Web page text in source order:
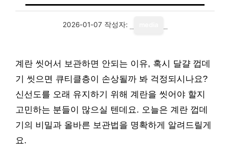
2026-01-07 작성자:
계란 씻어서 보관하면 안되는 이유, 혹시 달걀 껍데
기 씻으면 큐티클층이 손상될까 봐 걱정되시나요?
신선도를 오래 유지하기 위해 계란을 씻어야 할지
고민하는 분들이 많으실 텐데요. 오늘은 계란 껍데
기의 비밀과 올바른 보관법을 명확하게 알려드릴게
요.